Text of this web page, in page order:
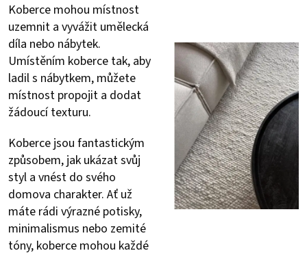
Koberce mohou místnost
uzemnit a vyvážit umělecká
díla nebo nábytek.
Umístěním koberce tak, aby
ladil s nábytkem, můžete
místnost propojit a dodat
žádoucí texturu.
Koberce jsou fantastickým
způsobem, jak ukázat svůj
styl a vnést do svého
domova charakter. Ať už
máte rádi výrazné potisky,
minimalismus nebo zemité
tóny, koberce mohou každé